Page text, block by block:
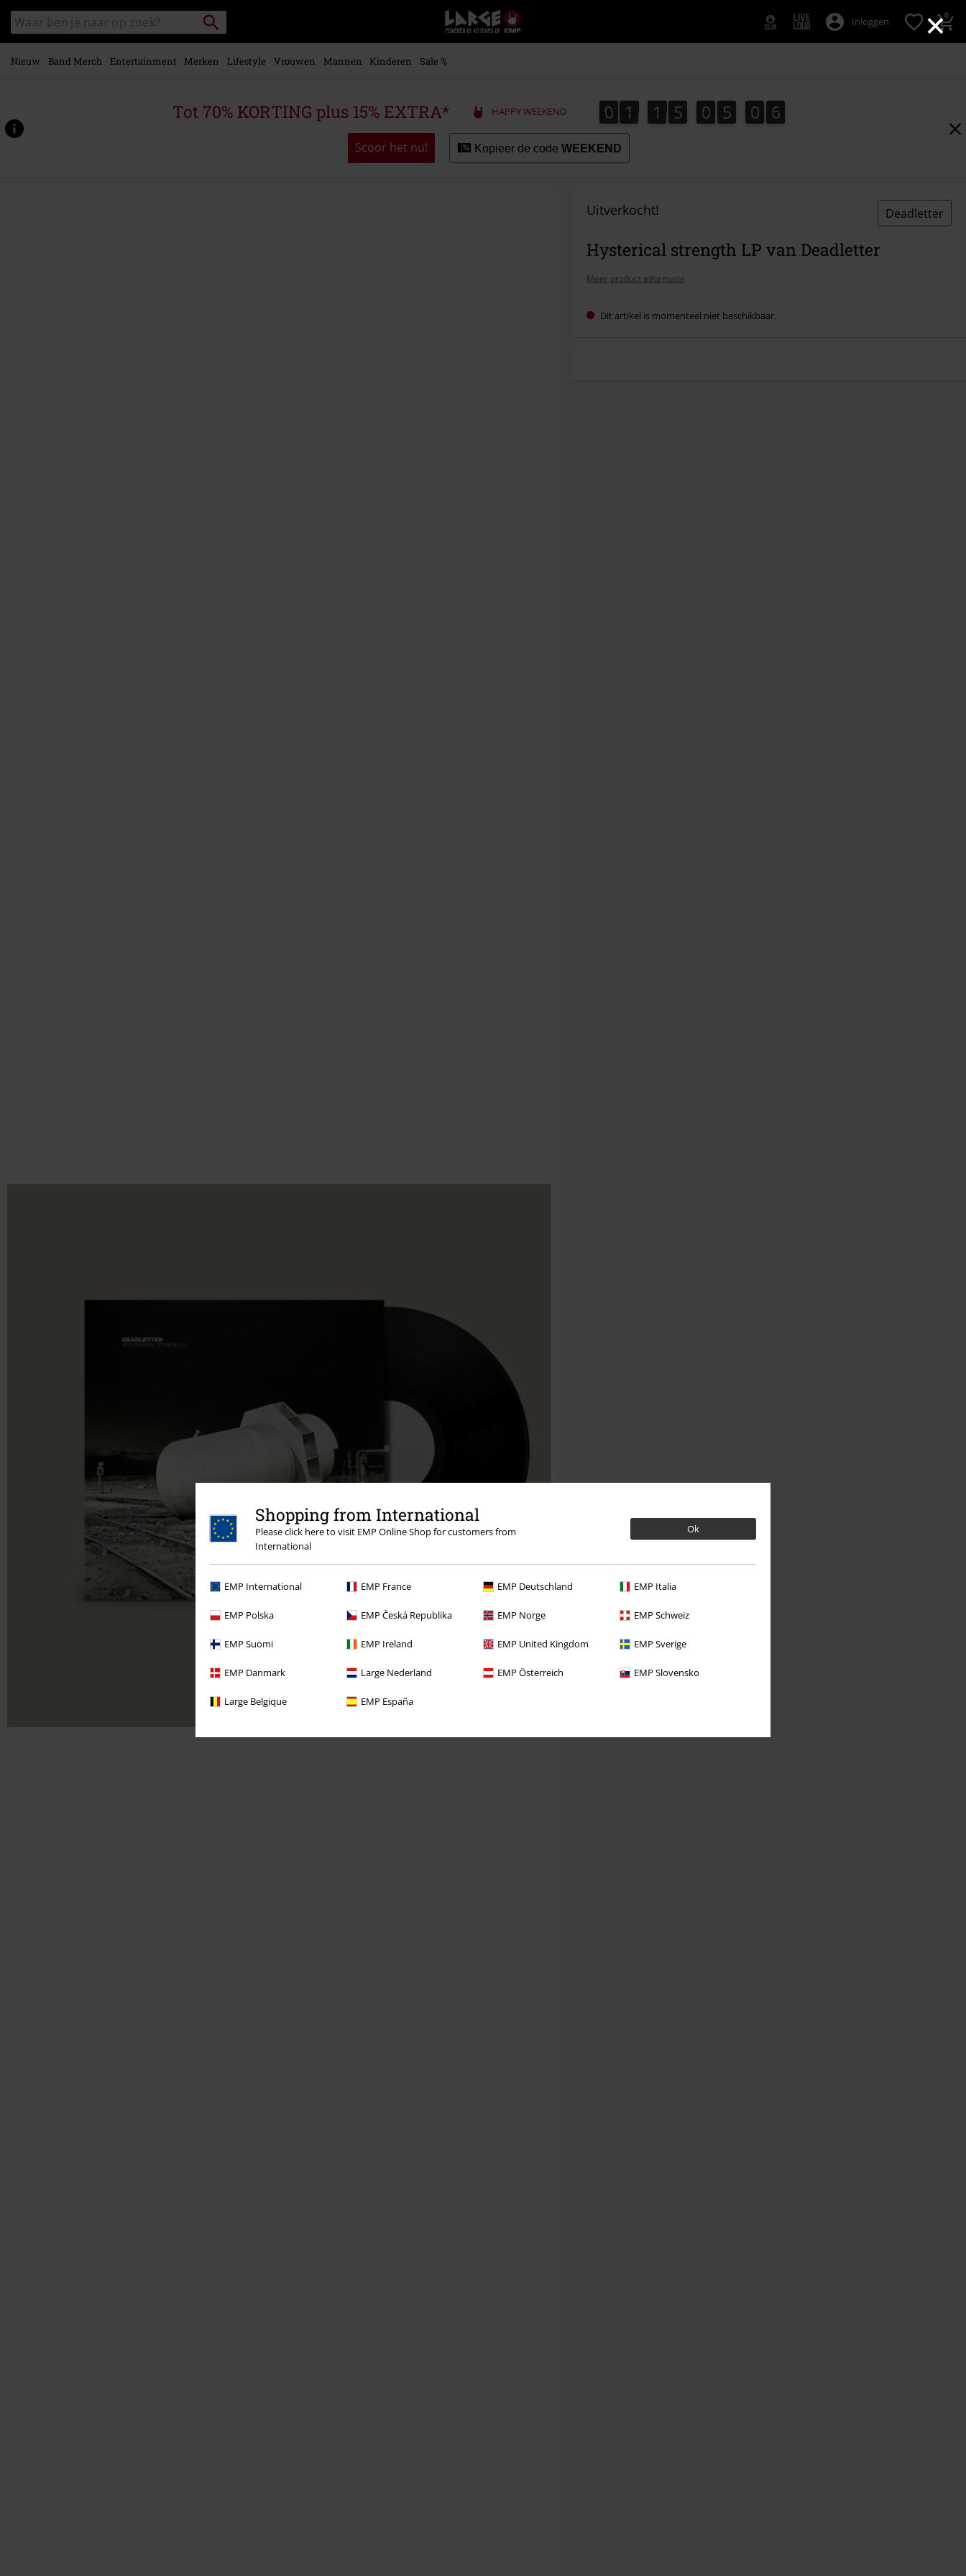
×
Shopping from International
Please click here to visit EMP Online Shop for customers from
International
Ok
EMP International EMP France EMP Deutschland EMP Italia
EMP Polska EMP Česká Republika EMP Norge EMP Schweiz
EMP Suomi EMP Ireland EMP United Kingdom EMP Sverige
EMP Danmark Large Nederland EMP Österreich EMP Slovensko
Large Belgique EMP España
naar
hoofdinhoud
Zoek
in
catalogus
Packstation
zoeken
Large
–
Muziek-,
+
kleding
Inloggen 0
Nieuw Band Merch Entertainment Merken Lifestyle Vrouwen Mannen Kinderen Sale %
Tot 70% KORTING plus 15% EXTRA* HAPPY WEEKEND 0
0 1
1 1
1 5
5 0
0 5
5 0
1
0 4
5
4
6
5
Scoor het nu! Kopieer de code WEEKEND
Uitverkocht! Deadletter
Hysterical strength LP van Deadletter
Meer product informatie
Dit artikel is momenteel niet beschikbaar.